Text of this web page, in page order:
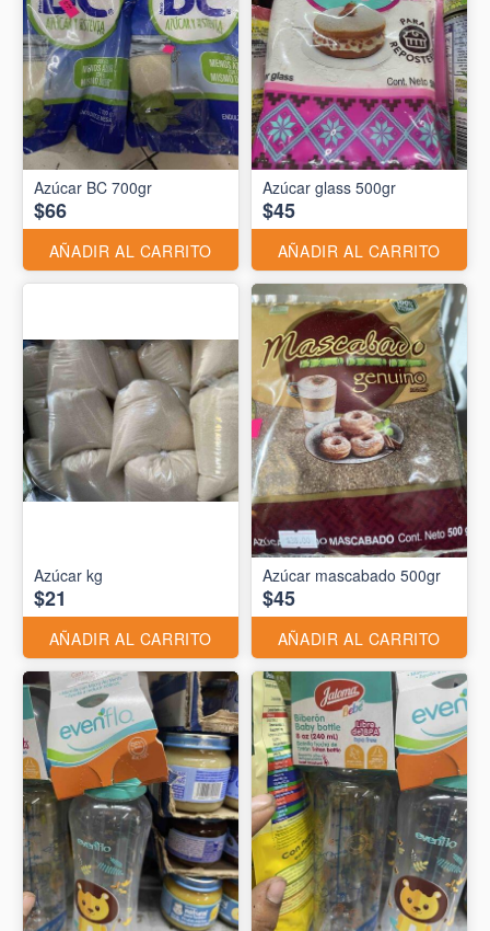
Azúcar BC 700gr
$66
AÑADIR AL CARRITO
Azúcar glass 500gr
$45
AÑADIR AL CARRITO
Azúcar kg
$21
AÑADIR AL CARRITO
Azúcar mascabado 500gr
$45
AÑADIR AL CARRITO